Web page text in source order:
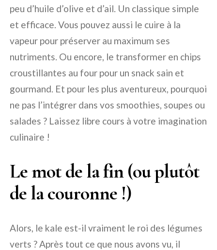
peu d’huile d’olive et d’ail. Un classique simple
et efficace. Vous pouvez aussi le cuire à la
vapeur pour préserver au maximum ses
nutriments. Ou encore, le transformer en chips
croustillantes au four pour un snack sain et
gourmand. Et pour les plus aventureux, pourquoi
ne pas l’intégrer dans vos smoothies, soupes ou
salades ? Laissez libre cours à votre imagination
culinaire !
Le mot de la fin (ou plutôt
de la couronne !)
Alors, le kale est-il vraiment le roi des légumes
verts ? Après tout ce que nous avons vu, il